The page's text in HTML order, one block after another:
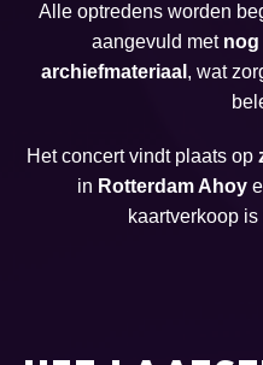
Alle optredens worden
aangevuld met nog
archiefmateriaal , wat
Het concert vindt plaats op
in Rotterdam Ahoy
kaartverkoop